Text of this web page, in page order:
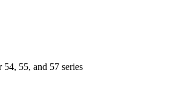
55, and 57 series